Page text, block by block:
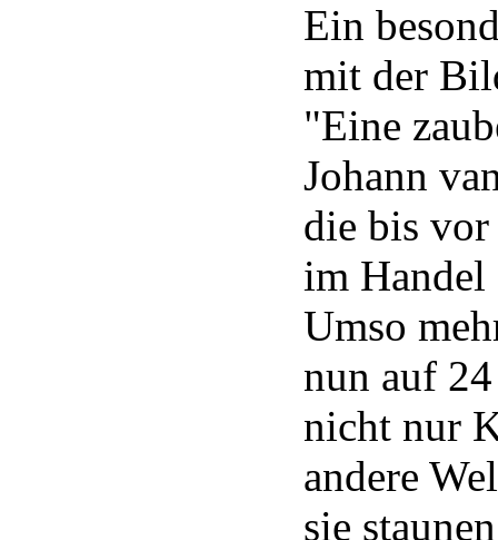
Ein
mit der
"Eine
Johann
die bis
im
Umso
nun auf
nicht nur
andere
sie